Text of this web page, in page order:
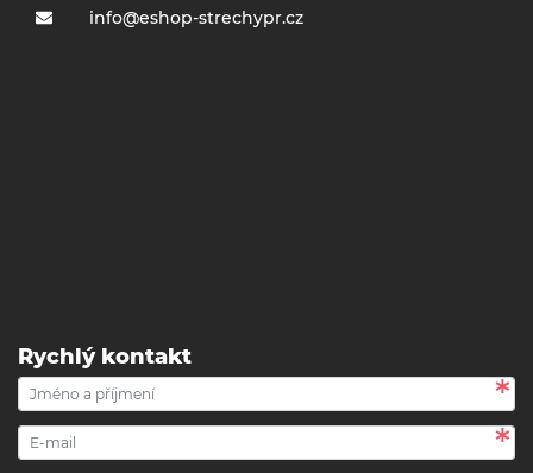
info@eshop-strechypr.cz
Rychlý kontakt